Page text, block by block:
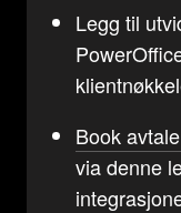
Legg til
Book
via denne